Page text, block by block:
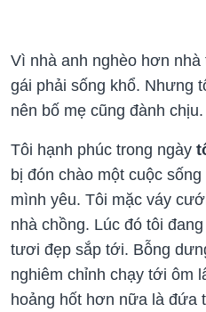
Vì nhà anh nghèo hơn
gái phải sống khổ. Nhưng
nên bố mẹ cũng đành chịu.
Tôi hạnh phúc trong ngày
bị đón chào một cuộc
mình yêu. Tôi mặc váy
nhà chồng. Lúc đó tôi
tươi đẹp sắp tới. Bỗng
nghiêm chỉnh chạy tới ôm
hoảng hốt hơn nữa là đứa